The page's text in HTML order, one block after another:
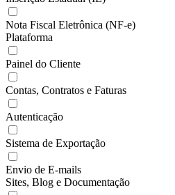
Nota Fiscal Eletrônica (NF-e)
Plataforma
Painel do Cliente
Contas, Contratos e Faturas
Autenticação
Sistema de Exportação
Envio de E-mails
Sites, Blog e Documentação